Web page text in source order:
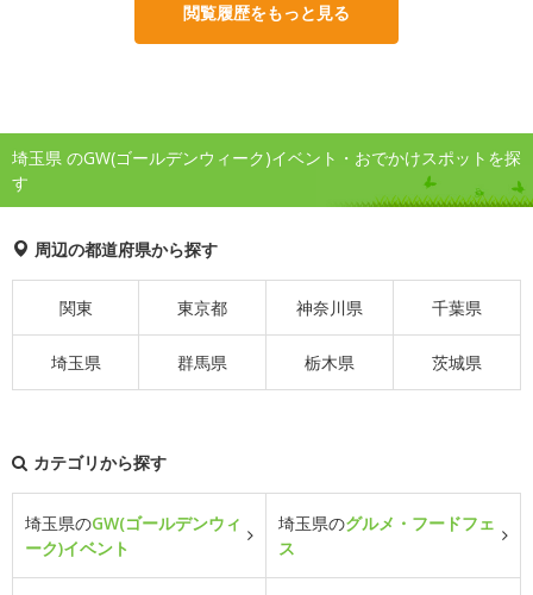
閲覧履歴をもっと見る
埼玉県 のGW(ゴールデンウィーク)イベント・おでかけスポットを探
す
周辺の都道府県から探す
関東 東京都 神奈川県 千葉県
埼玉県 群馬県 栃木県 茨城県
カテゴリから探す
埼玉県のGW(ゴールデンウィ
ーク)イベント
埼玉県のグルメ・フードフェ
ス